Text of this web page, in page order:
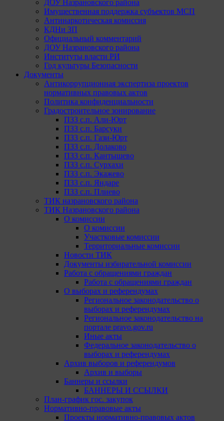
ДОУ Назрановского района
Имущественная поддержка субъектов МСП
Антинаркотическая комиссия
КДНи ЗП
Официальный комментарий
ДОУ Назрановского района
Институты власти РИ
Год культуры Безопасности
Документы
Антикоррупционная экспертиза проектов
нормативных правовых актов
Политика конфиденциальности
Градостроительное зонирование
ПЗЗ с.п. Али-Юрт
ПЗЗ с.п. Барсуки
ПЗЗ с.п. Гази-Юрт
ПЗЗ с.п. Долаково
ПЗЗ с.п. Кантышево
ПЗЗ с.п. Сурхахи
ПЗЗ с.п. Экажево
ПЗЗ с.п. Яндаре
ПЗЗ с.п. Плиево
ТИК назрановского района
ТИК Назрановского района
О комиссии
О комиссии
Участковые комиссии
Территориальные комиссии
Новости ТИК
Документы избирательной комиссии
Работа с обращениями граждан
Работа с обращениями граждан
О выборах и референдумах
Региональное законодательство о
выборах и референдумах
Региональное законодательство на
портале pravo.gov.ru
Иные акты
Федеральное законодательство о
выборах и референдумах
Архив выборов и референдумов
Архив и выборы
Баннеры и ссылки
БАННЕРЫ И ССЫЛКИ
План-график гос. закупок
Нормативно-правовые акты
Проекты нормативно-правовых актов